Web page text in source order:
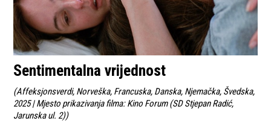
Sentimentalna vrijednost
(Affeksjonsverdi, Norveška, Francuska, Danska, Njemačka, Švedska,
2025 | Mjesto prikazivanja filma: Kino Forum (SD Stjepan Radić,
Jarunska ul. 2))